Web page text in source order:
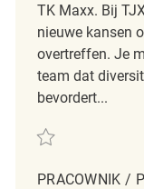
TK Maxx. Bij
nieuwe kansen
overtreffen. Je
team dat
bevordert...
Redden
PRACOWNIK /